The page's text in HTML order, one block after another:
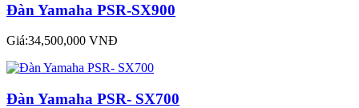
Đàn Yamaha PSR-SX900
Giá:34,500,000 VNĐ
Đàn Yamaha PSR- SX700